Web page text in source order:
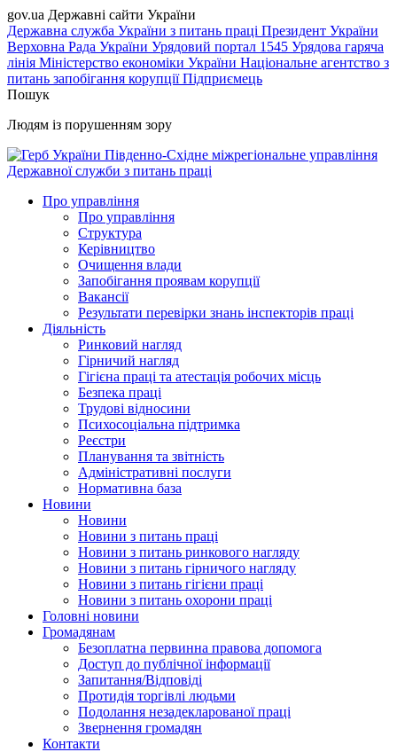
gov.ua Державні сайти України
Державна служба України з питань праці Президент України
Верховна Рада України Урядовий портал 1545 Урядова гаряча
лінія Міністерство економіки України Національне агентство з
питань запобігання корупціїПідприємець
Пошук
Людям із порушенням зору
Південно-Східне міжрегіональне управління
Державної служби з питань праці
Про управління
Про управління
Структура
Керівництво
Очищення влади
Запобігання проявам корупції
Вакансії
Результати перевірки знань інспекторів праці
Діяльність
Ринковий нагляд
Гірничий нагляд
Гігієна праці та атестація робочих місць
Безпека праці
Трудові відносини
Психосоціальна підтримка
Реєстри
Планування та звітність
Адміністративні послуги
Нормативна база
Новини
Новини
Новини з питань праці
Новини з питань ринкового нагляду
Новини з питань гірничого нагляду
Новини з питань гігієни праці
Новини з питань охорони праці
Головні новини
Громадянам
Безоплатна первинна правова допомога
Доступ до публічної інформації
Запитання/Відповіді
Протидія торгівлі людьми
Подолання незадекларованої праці
Звернення громадян
Контакти